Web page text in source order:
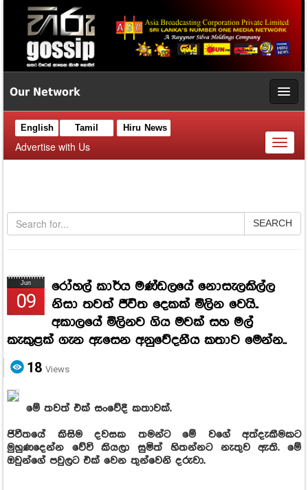
Our Network
English Tamil Hiru News
Advertise with Us
Toggle
SEARCH
Jun
09
රෝහල් කාර්ය මණ්ඩලයේ නොසැලකිල්ල
නිසා තවත් ජීවිත දෙකක් මිලින වෙයි..
අකාලයේ මිලිනව ගිය මවක් සහ මල්
කැකුළක් ගැන ඇසෙන අනුවේදනීය කතාව මෙන්න..
18 Views
මේ තවත් එක් සංවේදී කතාවක්.
ජිවීතයේ කිසිම දවසක තමන්ට මේ වගේ අත්දැකීමකට
මුහුණදෙන්න වේවි කියලා සුමිත් හිතන්නට නැතුව ඇති. මේ
ඔවුන්ගේ පවුලට එක් වෙන තුන්වෙනි දරුවා.